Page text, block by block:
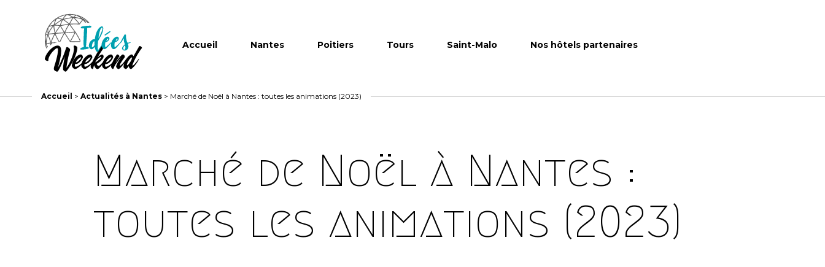
Accueil Nantes Poitiers Tours Saint-Malo Nos hôtels partenaires
Accueil > Actualités à Nantes > Marché de Noël à Nantes : toutes les animations (2023)
Marché de Noël à Nantes :
toutes les animations (2023)